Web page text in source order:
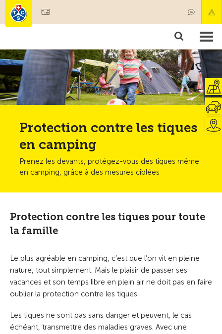
Membres & prestations
Tests, sécurité & santé
Protection contre les tiques
en camping
Prenez les devants, protégez-vous des tiques même
en camping, grâce à des mesures ciblées
Protection contre les tiques pour toute
la famille
Le plus agréable en camping, c’est que l’on vit en pleine
nature, tout simplement. Mais le plaisir de passer ses
vacances et son temps libre en plein air ne doit pas en faire
oublier la protection contre les tiques.
Les tiques ne sont pas sans danger et peuvent, le cas
échéant, transmettre des maladies graves. Avec une